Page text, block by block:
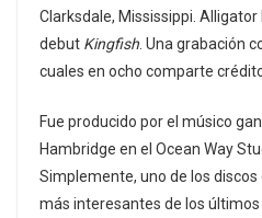
Clarksdale, Mississippi.
debut Kingfish . Una grabación
cuales en ocho comparte
Fue producido por el músico
Hambridge en el Ocean Way
Simplemente, uno de los
más interesantes de los últimos